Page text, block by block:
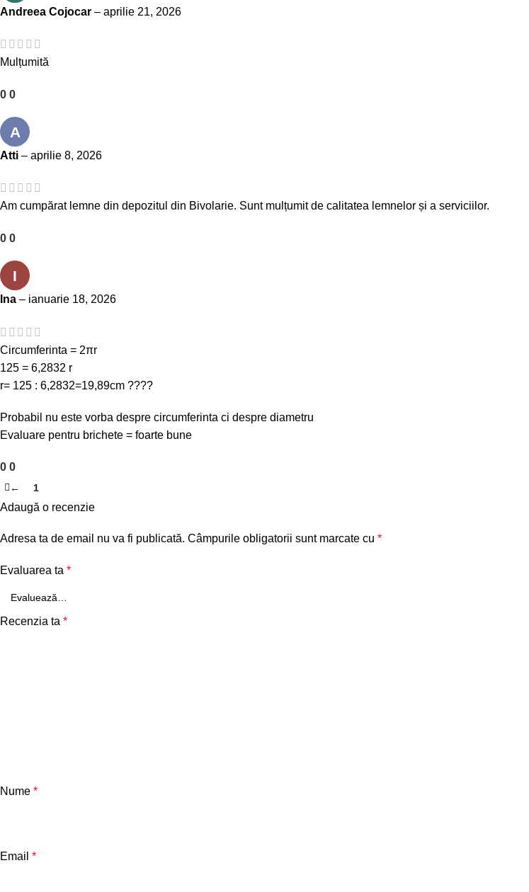
Andreea Cojocar – aprilie 21, 2026
Mulțumită
0 0
A
Atti – aprilie 8, 2026
Am cumpărat lemne din depozitul din Bivolarie. Sunt mulțumit de calitatea lemnelor și a serviciilor.
0 0
I
Ina – ianuarie 18, 2026
Circumferinta = 2πr
125 = 6,2832 r
r= 125 : 6,2832=19,89cm ????
Probabil nu este vorba despre circumferinta ci despre diametru
Evaluare pentru brichete = foarte bune
0 0
← 1
Adaugă o recenzie
Adresa ta de email nu va fi publicată. Câmpurile obligatorii sunt marcate cu *
Evaluarea ta *
Recenzia ta *
Nume *
Email *